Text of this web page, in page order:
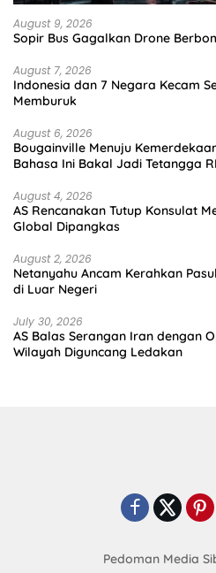
August 9, 2026
Sopir Bus Gagalkan Drone
August 7, 2026
Indonesia dan 7 Negara Kecam
Memburuk
August 6, 2026
Bougainville Menuju
Bahasa Ini Bakal Jadi Tetangga RI
August 4, 2026
AS Rencanakan Tutup Konsulat
Global Dipangkas
August 2, 2026
Netanyahu Ancam Kerahkan
di Luar Negeri
July 30, 2026
AS Balas Serangan Iran dengan
Wilayah Diguncang Ledakan
Pedoman Media